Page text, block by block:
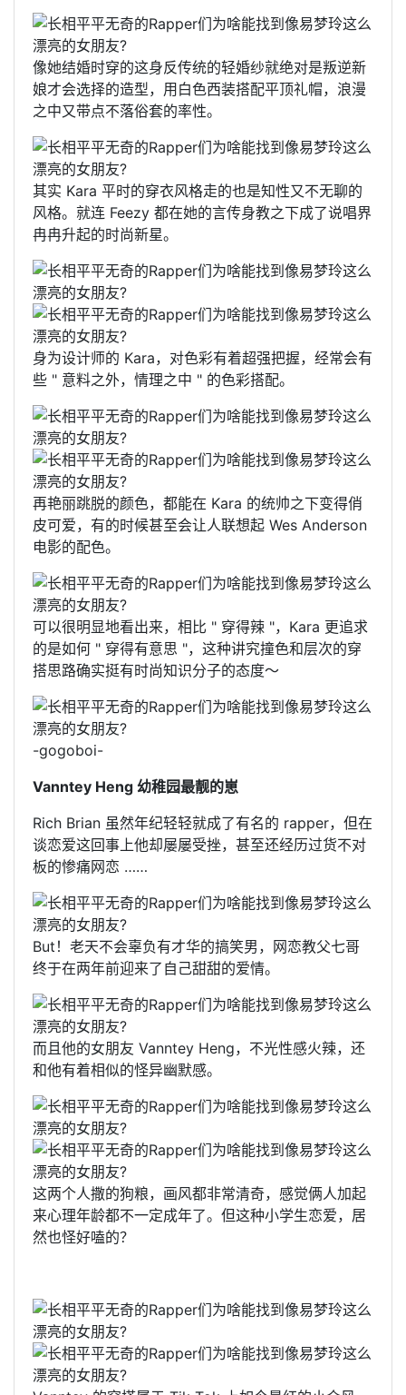
像她结婚时穿的这身反传统的轻婚纱就绝对是叛逆新
娘才会选择的造型，用白色西装搭配平顶礼帽，浪漫
之中又带点不落俗套的率性。
其实 Kara 平时的穿衣风格走的也是知性又不无聊的
风格。就连 Feezy 都在她的言传身教之下成了说唱界
冉冉升起的时尚新星。
身为设计师的 Kara，对色彩有着超强把握，经常会有
些 " 意料之外，情理之中 " 的色彩搭配。
再艳丽跳脱的颜色，都能在 Kara 的统帅之下变得俏
皮可爱，有的时候甚至会让人联想起 Wes Anderson
电影的配色。
可以很明显地看出来，相比 " 穿得辣 "，Kara 更追求
的是如何 " 穿得有意思 "，这种讲究撞色和层次的穿
搭思路确实挺有时尚知识分子的态度～
-gogoboi-
Vanntey Heng 幼稚园最靓的崽
Rich Brian 虽然年纪轻轻就成了有名的 rapper，但在
谈恋爱这回事上他却屡屡受挫，甚至还经历过货不对
板的惨痛网恋 ……
But！老天不会辜负有才华的搞笑男，网恋教父七哥
终于在两年前迎来了自己甜甜的爱情。
而且他的女朋友 Vanntey Heng，不光性感火辣，还
和他有着相似的怪异幽默感。
这两个人撒的狗粮，画风都非常清奇，感觉俩人加起
来心理年龄都不一定成年了。但这种小学生恋爱，居
然也怪好嗑的？